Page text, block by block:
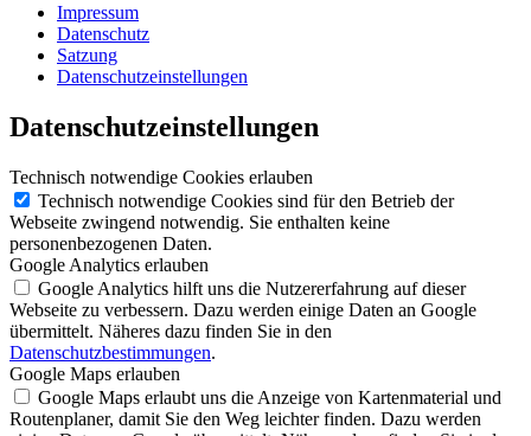
Impressum
Datenschutz
Satzung
Datenschutzeinstellungen
Datenschutzeinstellungen
Technisch notwendige Cookies erlauben
Technisch notwendige Cookies sind für den Betrieb der
Webseite zwingend notwendig. Sie enthalten keine
personenbezogenen Daten.
Google Analytics erlauben
Google Analytics hilft uns die Nutzererfahrung auf dieser
Webseite zu verbessern. Dazu werden einige Daten an Google
übermittelt. Näheres dazu finden Sie in den
Datenschutzbestimmungen.
Google Maps erlauben
Google Maps erlaubt uns die Anzeige von Kartenmaterial und
Routenplaner, damit Sie den Weg leichter finden. Dazu werden